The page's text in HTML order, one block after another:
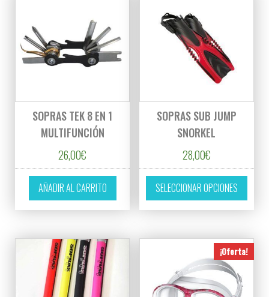
SOPRAS TEK 8 EN 1
MULTIFUNCIÓN
26,00€
AÑADIR AL CARRITO
SOPRAS SUB JUMP
SNORKEL
28,00€
SELECCIONAR OPCIONES
Este
¡Oferta!